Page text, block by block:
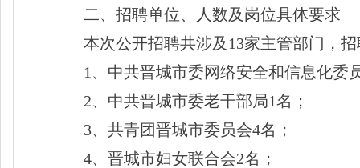
二、招聘单位、人数及岗位具体要求
本次公开招聘共涉及 13家主管部门，
1、中共晋城市委网络安全和信息化委
2、中共晋城市委老干部局1名；
3、共青团晋城市委员会4名；
4、晋城市妇女联合会2名；